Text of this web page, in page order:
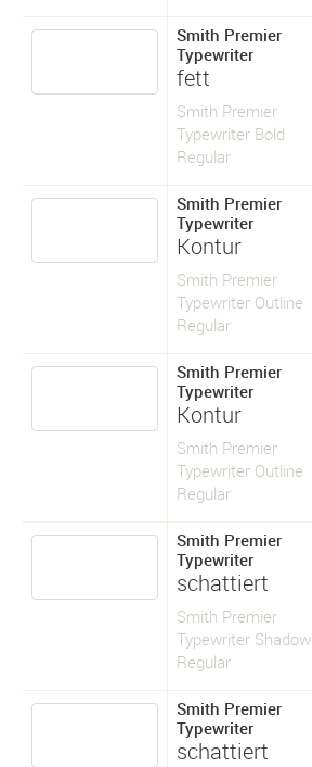
Smith Premier
Typewriter
fett
Smith Premier
Typewriter Bold
Regular
Smith Premier
Typewriter
Kontur
Smith Premier
Typewriter Outline
Regular
Smith Premier
Typewriter
Kontur
Smith Premier
Typewriter Outline
Regular
Smith Premier
Typewriter
schattiert
Smith Premier
Typewriter Shadow
Regular
Smith Premier
Typewriter
schattiert